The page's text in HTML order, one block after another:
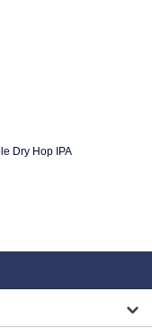
Dry Hop IPA